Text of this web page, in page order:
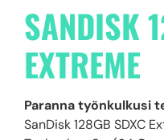
SANDISK
EXTREME
Paranna työnkulkusi
SanDisk 128GB SDXC